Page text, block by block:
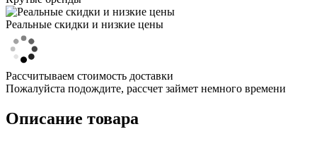
Реальные скидки и низкие цены
Рассчитываем стоимость доставки
Пожалуйста подождите, рассчет займет немного времени
Описание товара